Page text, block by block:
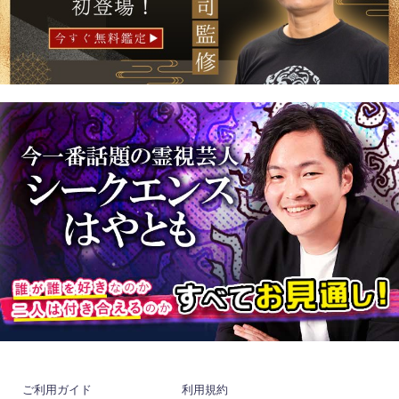
ご利用ガイド 利用規約